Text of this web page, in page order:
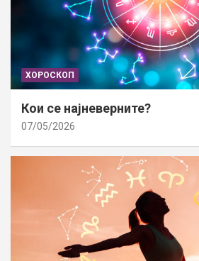
ХОРОСКОП
Кои се најневерните?
07/05/2026